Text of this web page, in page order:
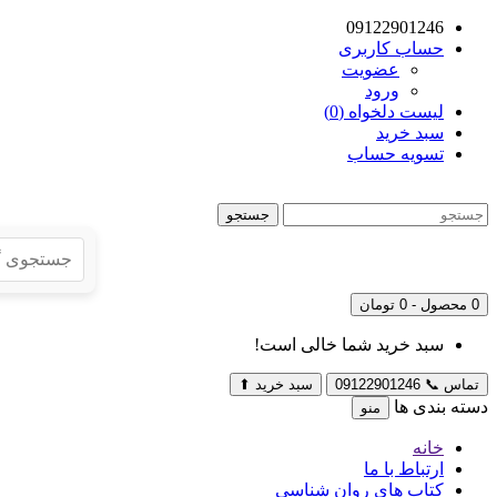
09122901246
حساب کاربری
عضویت
ورود
لیست دلخواه (0)
سبد خرید
تسویه حساب
جستجو
0 محصول - 0 تومان
سبد خرید شما خالی است!
تماس 📞
09122901246 سبد خرید ⬆
دسته بندی ها منو
خانه
ارتباط با ما
کتاب های روان شناسی